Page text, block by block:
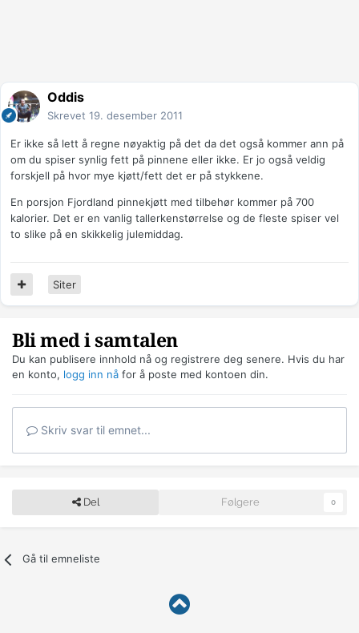
Oddis
Skrevet 19. desember 2011
Er ikke så lett å regne nøyaktig på det da det også kommer ann på
om du spiser synlig fett på pinnene eller ikke. Er jo også veldig
forskjell på hvor mye kjøtt/fett det er på stykkene.
En porsjon Fjordland pinnekjøtt med tilbehør kommer på 700
kalorier. Det er en vanlig tallerkenstørrelse og de fleste spiser vel
to slike på en skikkelig julemiddag.
Siter
Bli med i samtalen
Du kan publisere innhold nå og registrere deg senere. Hvis du har
en konto, logg inn nå for å poste med kontoen din.
Skriv svar til emnet...
Del Følgere 0
Gå til emneliste